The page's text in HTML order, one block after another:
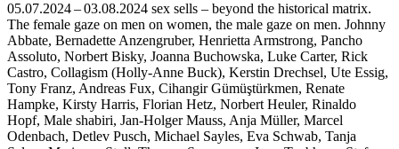
05.07.2024 – 03.08.2024 sex sells – beyond the historical matrix.
The female gaze on men on women, the male gaze on men. Johnny
Abbate, Bernadette Anzengruber, Henrietta Armstrong, Pancho
Assoluto, Norbert Bisky, Joanna Buchowska, Luke Carter, Rick
Castro, Collagism (Holly-Anne Buck), Kerstin Drechsel, Ute Essig,
Tony Franz, Andreas Fux, Cihangir Gümüştürkmen, Renate
Hampke, Kirsty Harris, Florian Hetz, Norbert Heuler, Rinaldo
Hopf, Male shabiri, Jan-Holger Mauss, Anja Müller, Marcel
Odenbach, Detlev Pusch, Michael Sayles, Eva Schwab, Tanja